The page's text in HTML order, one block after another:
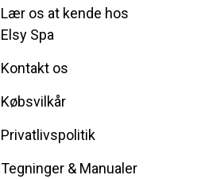
Lær os at kende hos
Elsy Spa
Kontakt os
Købsvilkår
Privatlivspolitik
Tegninger & Manualer